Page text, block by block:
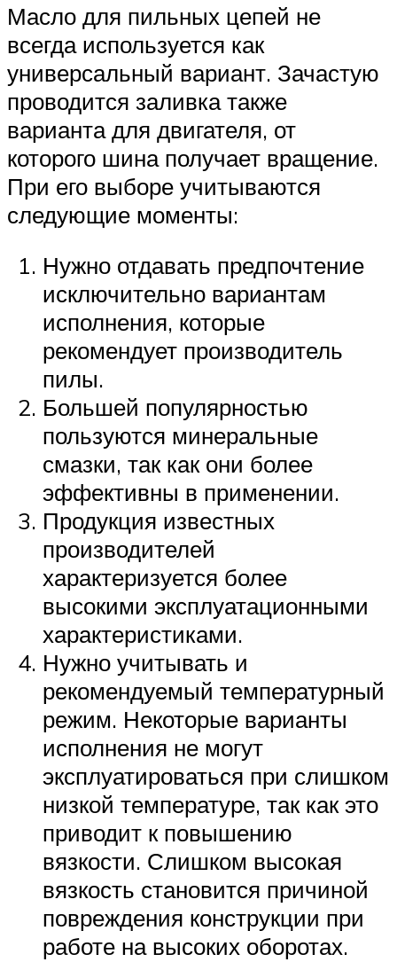
Масло для пильных цепей не
всегда используется как
универсальный вариант. Зачастую
проводится заливка также
варианта для двигателя, от
которого шина получает вращение.
При его выборе учитываются
следующие моменты:
Нужно отдавать предпочтение
исключительно вариантам
исполнения, которые
рекомендует производитель
пилы.
Большей популярностью
пользуются минеральные
смазки, так как они более
эффективны в применении.
Продукция известных
производителей
характеризуется более
высокими эксплуатационными
характеристиками.
Нужно учитывать и
рекомендуемый температурный
режим. Некоторые варианты
исполнения не могут
эксплуатироваться при слишком
низкой температуре, так как это
приводит к повышению
вязкости. Слишком высокая
вязкость становится причиной
повреждения конструкции при
работе на высоких оборотах.